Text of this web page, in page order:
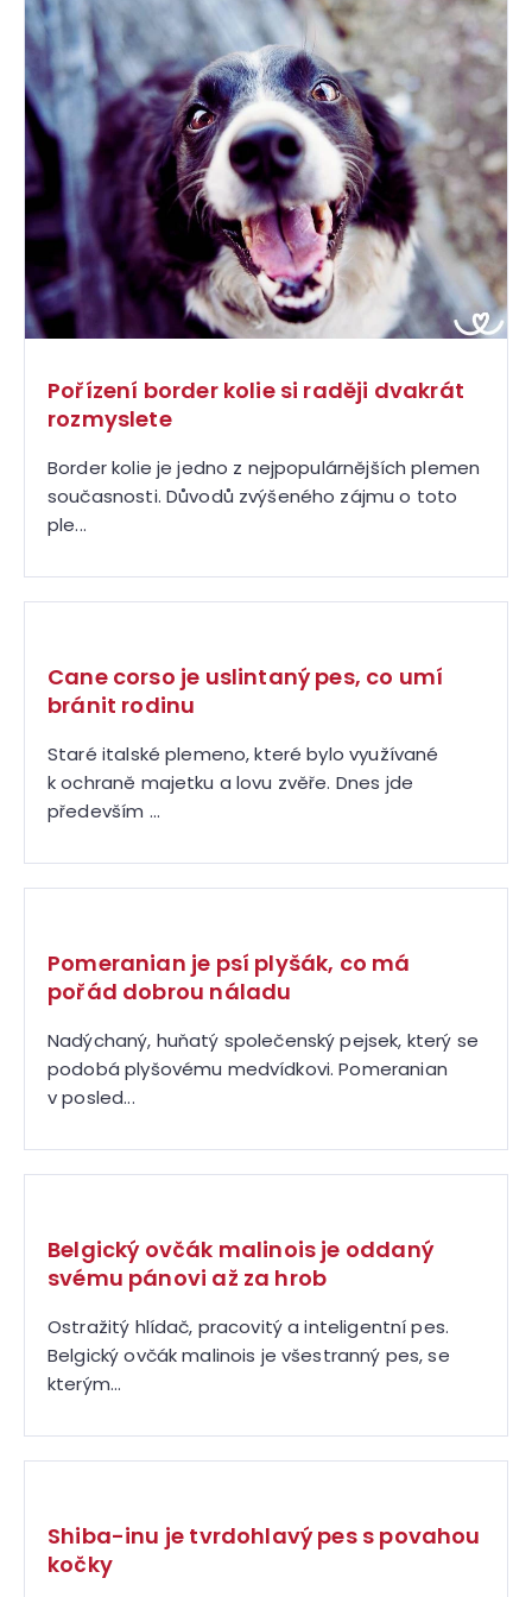
ý
p
i
s
č
l
á
n
ů
Pořízení border kolie si raději dvakrát
rozmyslete
Border kolie je jedno z nejpopulárnějších plemen
současnosti. Důvodů zvýšeného zájmu o toto
ple...
Cane corso je uslintaný pes, co umí
bránit rodinu
Staré italské plemeno, které bylo využívané
k ochraně majetku a lovu zvěře. Dnes jde
především ...
Pomeranian je psí plyšák, co má
pořád dobrou náladu
Nadýchaný, huňatý společenský pejsek, který se
podobá plyšovému medvídkovi. Pomeranian
v posled...
Belgický ovčák malinois je oddaný
svému pánovi až za hrob
Ostražitý hlídač, pracovitý a inteligentní pes.
Belgický ovčák malinois je všestranný pes, se
kterým...
Shiba-inu je tvrdohlavý pes s povahou
kočky